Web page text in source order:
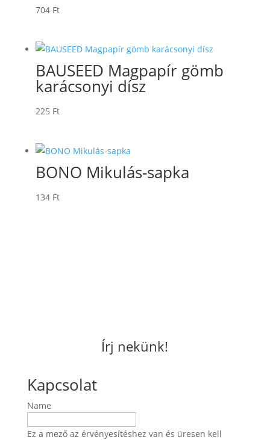
704 Ft
BAUSEED Magpapír gömb
karácsonyi dísz
225 Ft
BONO Mikulás-sapka
134 Ft
Írj nekünk!
Kapcsolat
Name
Ez a mező az érvényesítéshez van és üresen kell